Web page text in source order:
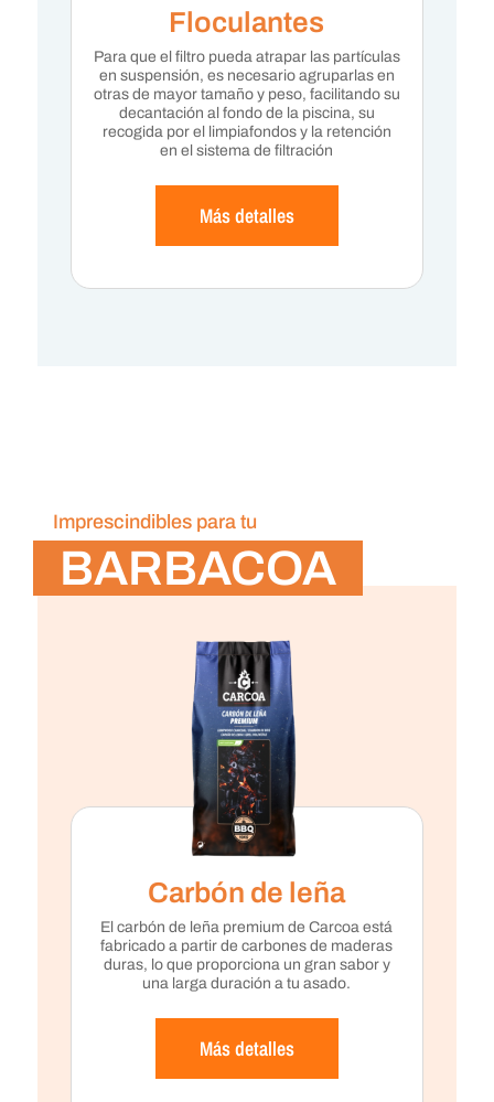
Floculantes
Para que el filtro pueda atrapar las partículas
en suspensión, es necesario agruparlas en
otras de mayor tamaño y peso, facilitando su
decantación al fondo de la piscina, su
recogida por el limpiafondos y la retención
en el sistema de filtración
Más detalles
Imprescindibles para tu
BARBACOA
Carbón de leña
El carbón de leña premium de Carcoa está
fabricado a partir de carbones de maderas
duras, lo que proporciona un gran sabor y
una larga duración a tu asado.
Más detalles